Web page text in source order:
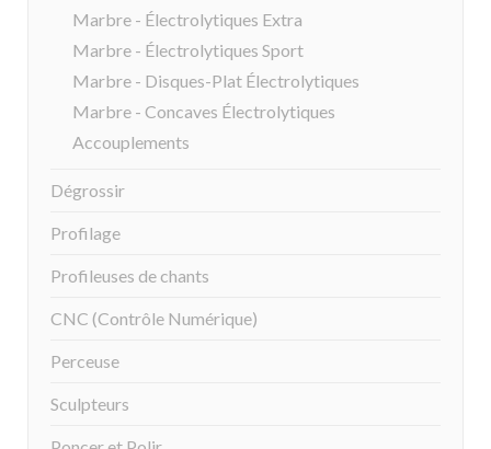
Marbre - Électrolytiques Extra
Marbre - Électrolytiques Sport
Marbre - Disques-Plat Électrolytiques
Marbre - Concaves Électrolytiques
Accouplements
Dégrossir
Profilage
Profileuses de chants
CNC (Contrôle Numérique)
Perceuse
Sculpteurs